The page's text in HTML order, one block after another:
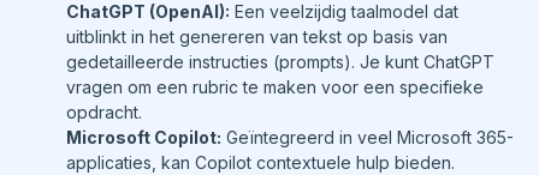
ChatGPT (OpenAI): Een veelzijdig taalmodel dat
uitblinkt in het genereren van tekst op basis van
gedetailleerde instructies (prompts). Je kunt ChatGPT
vragen om een rubric te maken voor een specifieke
opdracht.
Microsoft Copilot: Geïntegreerd in veel Microsoft 365-
applicaties, kan Copilot contextuele hulp bieden.